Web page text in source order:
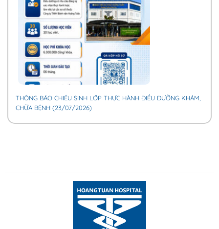
THÔNG BÁO CHIÊU SINH LỚP THỰC HÀNH ĐIỀU DƯỠNG KHÁM,
CHỮA BỆNH (23/07/2026)